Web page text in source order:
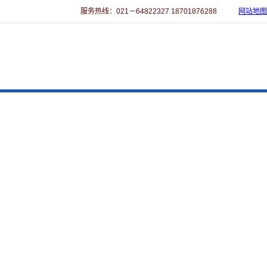
服务热线：021－64822327 18701876288 网站地图